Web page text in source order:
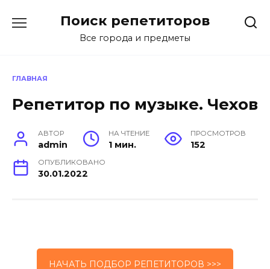
Поиск репетиторов
Все города и предметы
ГЛАВНАЯ
Репетитор по музыке. Чехов
АВТОР
admin
НА ЧТЕНИЕ
1 мин.
ПРОСМОТРОВ
152
ОПУБЛИКОВАНО
30.01.2022
НАЧАТЬ ПОДБОР РЕПЕТИТОРОВ >>>